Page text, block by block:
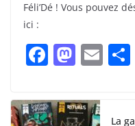
Féli’Dé ! Vous pouvez
ici :
F
c
M
st
E
La